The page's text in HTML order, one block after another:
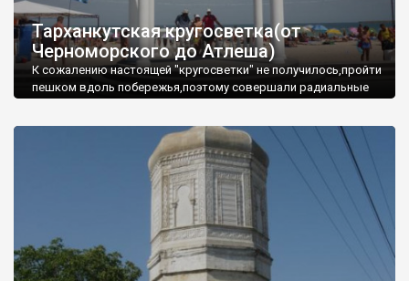
Тарханкутская кругосветка(от
Черноморского до Атлеша)
К сожалению настоящей "кругосветки" не получилось,пройти
пешком вдоль побережья,поэтому совершали радиальные